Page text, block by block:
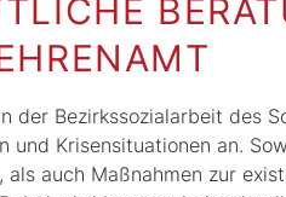
der Bezirkssozialarbeit des
und Krisensituationen an.
auch Maßnahmen zur